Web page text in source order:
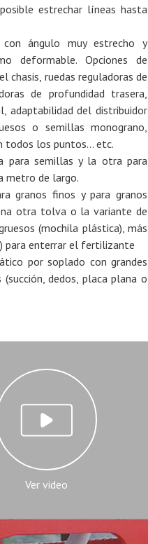
estrechar líneas hasta
ángulo muy estrecho y
deformable. Opciones de
ruedas reguladoras de
de profundidad trasera,
adaptabilidad del distribuidor
o semillas monograno,
todos los puntos… etc.
para semillas y la otra para
metro de largo.
granos finos y para granos
otra tolva o la variante de
(mochila plástica), más
para enterrar el fertilizante
por soplado con grandes
dedos, placa plana o
Ver video